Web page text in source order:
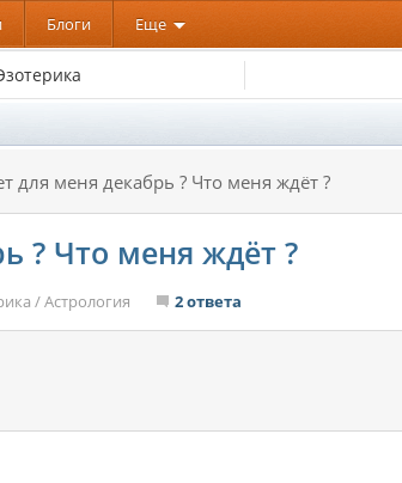
Блоги Еще
для меня декабрь ? Что меня ждёт ?
? Что меня ждёт ?
/Астрология 2 ответа